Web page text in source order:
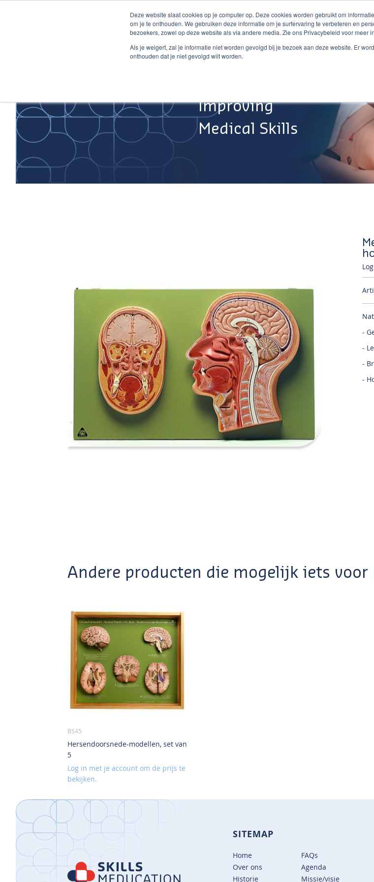
Deze website slaat cookies op je computer op. Deze cookies worden gebruikt om
om je te onthouden. We gebruiken deze informatie om je surfervaring te verbeteren en
bezoekers, zowel op deze website als via andere media. Zie ons Privacybeleid voor meer
Als je weigert, zal je informatie niet worden gevolgd bij je bezoek aan deze website. Er
onthouden dat je niet gevolgd wilt worden.
Improving
Medical Skills
-
-
-
-
Andere producten die mogelijk iets voor
BS45
Hersendoorsnede-modellen, set van
5
Log in met je account om de prijs te
bekijken.
SITEMAP
Home
Over ons
Historie
FAQs
Agenda
Missie/visie